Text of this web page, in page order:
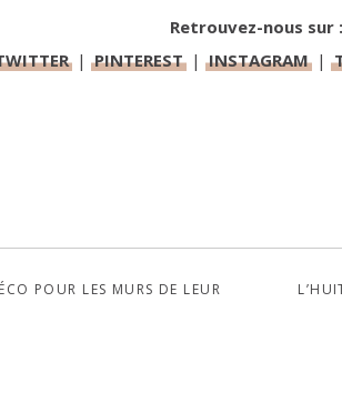
Retrouvez-nous sur :
|PINTEREST |INSTAGRAM |
POUR LES MURS DE LEUR
NEXT